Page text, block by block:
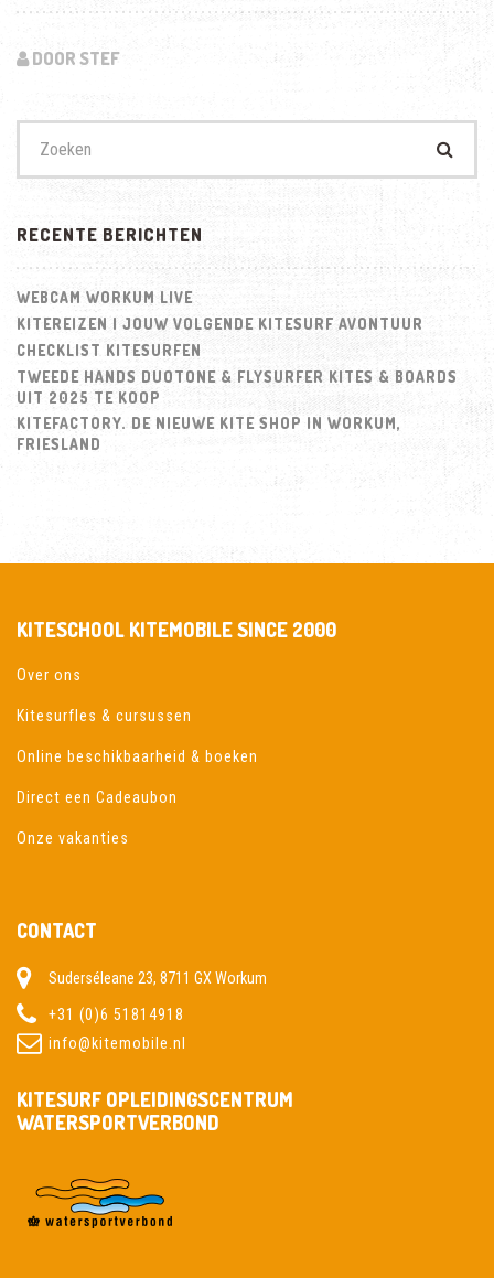
DOOR STEF
naar:
RECENTE BERICHTEN
WEBCAM WORKUM LIVE
KITEREIZEN | JOUW VOLGENDE KITESURF AVONTUUR
CHECKLIST KITESURFEN
TWEEDE HANDS DUOTONE & FLYSURFER KITES & BOARDS
UIT 2025 TE KOOP
KITEFACTORY. DE NIEUWE KITE SHOP IN WORKUM,
FRIESLAND
KITESCHOOL KITEMOBILE SINCE 2000
Over ons
Kitesurfles & cursussen
Online beschikbaarheid & boeken
Direct een Cadeaubon
Onze vakanties
CONTACT
Suderséleane 23, 8711 GX Workum
+31 (0)6 51814918
info@kitemobile.nl
KITESURF OPLEIDINGSCENTRUM
WATERSPORTVERBOND